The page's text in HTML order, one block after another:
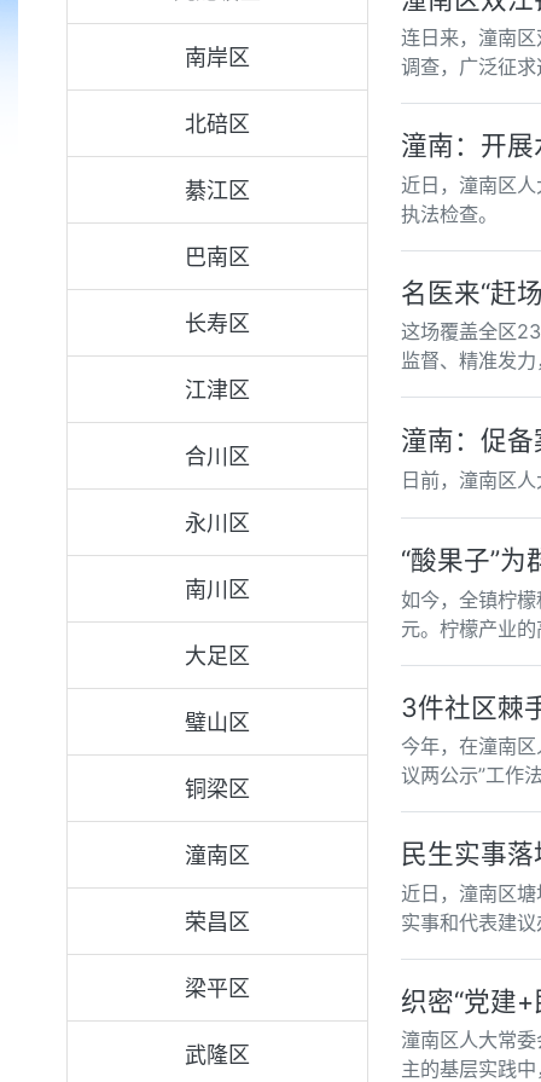
南岸区
北碚区
綦江区
巴南区
长寿区
江津区
合川区
永川区
南川区
大足区
璧山区
铜梁区
潼南区
荣昌区
梁平区
武隆区
连日来，潼南
调查，广泛征
潼南：开
近日，潼南区
执法检查。
名医来“赶
这场覆盖全区
监督、精准发
潼南：促
日前，潼南区
“酸果子”为
如今，全镇柠
元。柠檬产业
3件社区棘
今年，在潼南
议两公示”工作
民生实事
近日，潼南区
实事和代表建
织密“党建
潼南区人大常
主的基层实践